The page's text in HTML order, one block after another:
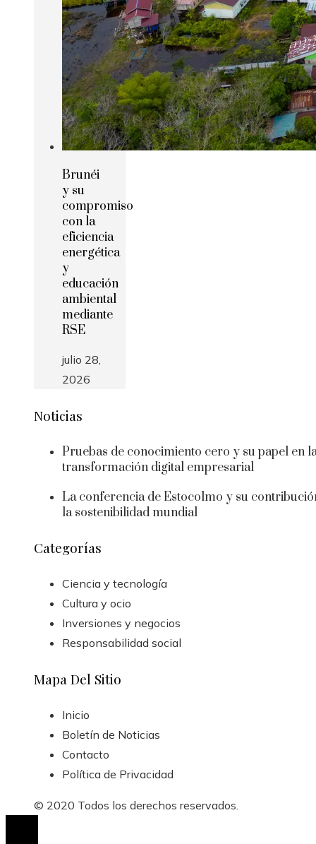
Brunéi
y su
compromiso
con la
eficiencia
energética
y
educación
ambiental
mediante
RSE
julio 28,
2026
Noticias
Pruebas de conocimiento cero y su papel en
transformación digital empresarial
La conferencia de Estocolmo y su
la sostenibilidad mundial
Categorías
Ciencia y tecnología
Cultura y ocio
Inversiones y negocios
Responsabilidad social
Mapa Del Sitio
Inicio
Boletín de Noticias
Contacto
Política de Privacidad
© 2020 Todos los derechos reservados.